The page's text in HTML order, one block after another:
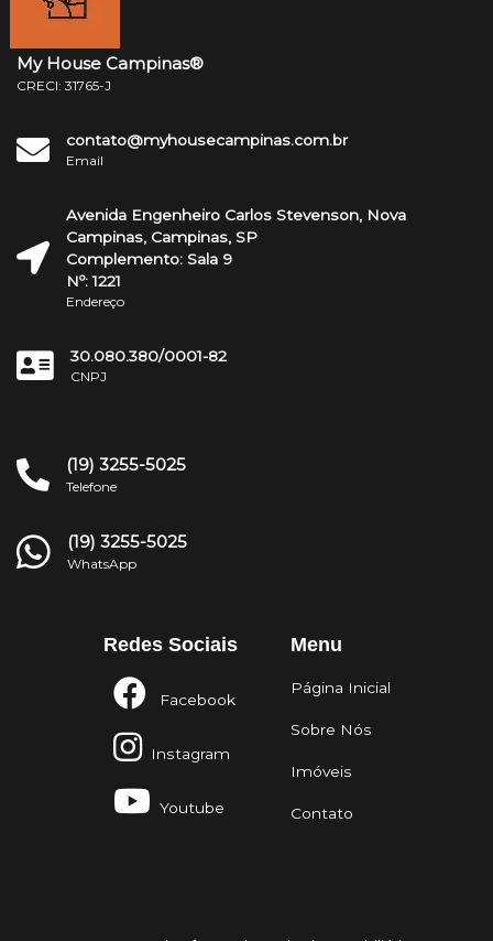
My House Campinas®
CRECI: 31765-J
contato@myhousecampinas.com.br
Email
Avenida Engenheiro Carlos Stevenson, Nova
Campinas, Campinas, SP
Complemento: Sala 9
Nº: 1221
Endereço
30.080.380/0001-82
CNPJ
(19) 3255-5025
Telefone
(19) 3255-5025
WhatsApp
Redes Sociais
Facebook
Instagram
Youtube
Menu
Página Inicial
Sobre Nós
Imóveis
Contato